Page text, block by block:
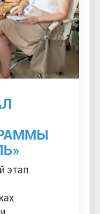
этап